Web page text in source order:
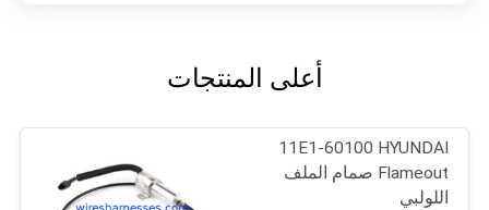
أعلى المنتجات
11E1-60100 HYUNDAI
Flameout صمام الملف
اللولبي